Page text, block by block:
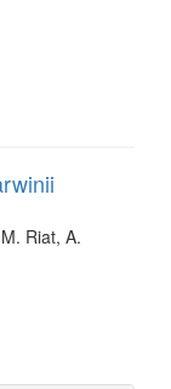
Riat, A.